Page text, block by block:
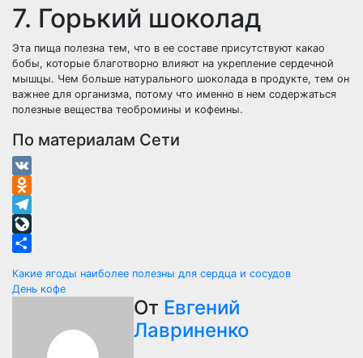
7. Горький шоколад
Эта пища полезна тем, что в ее составе присутствуют какао
бобы, которые благотворно влияют на укрепление сердечной
мышцы. Чем больше натурального шоколада в продукте, тем он
важнее для организма, потому что именно в нем содержаться
полезные вещества теобромины и кофеины.
По материалам Сети
VK
Odnoklassniki
Telegram
LiveJournal
Навигация
записям
Какие ягоды наиболее полезны для сердца и сосудов
День кофе
От Евгений
Лавриненко